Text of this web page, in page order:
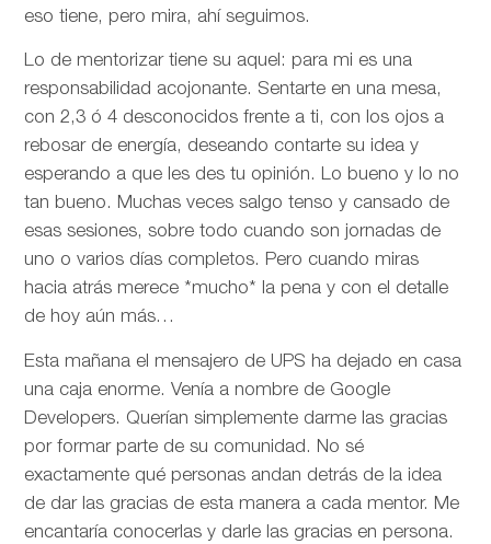
eso tiene, pero mira, ahí seguimos.
Lo de mentorizar tiene su aquel: para mi es una
responsabilidad acojonante. Sentarte en una mesa,
con 2,3 ó 4 desconocidos frente a ti, con los ojos a
rebosar de energía, deseando contarte su idea y
esperando a que les des tu opinión. Lo bueno y lo no
tan bueno. Muchas veces salgo tenso y cansado de
esas sesiones, sobre todo cuando son jornadas de
uno o varios días completos. Pero cuando miras
hacia atrás merece *mucho* la pena y con el detalle
de hoy aún más…
Esta mañana el mensajero de UPS ha dejado en casa
una caja enorme. Venía a nombre de Google
Developers. Querían simplemente darme las gracias
por formar parte de su comunidad. No sé
exactamente qué personas andan detrás de la idea
de dar las gracias de esta manera a cada mentor. Me
encantaría conocerlas y darle las gracias en persona.